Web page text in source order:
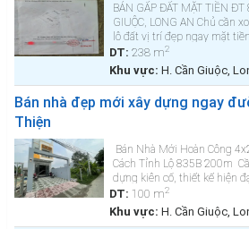
BÁN GẤP ĐẤT MẶT TIỀN ĐT
GIUỘC, LONG AN Chủ cần
lô đất vị trí đẹp ngay mặt
Lộc Tiến – Cần Giuộc. 🔹
238m², thổ cư)🔹 Hiện trạng:
DT: 238 m2
Khu vực: H. Cần Giuộc,
Bán nhà đẹp mới xây dựng ngay
Thiện
Bán Nhà Mới Hoàn Công
Cách Tỉnh Lộ 835B 200m
dựng kiên cố, thiết kế hiện
rất phù hợp cho gia đ&ig...
DT: 100 m2
Khu vực: H. Cần Giuộc,